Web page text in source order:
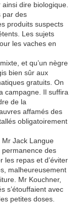
dire biologique.
par des
produits suspects
Les sujets
les vaches en
et qu’un nègre
bien sûr aux
gratuits. On
campagne. Il suffira
de la
affamés des
obligatoirement
Mr Jack Langue
permanence des
les repas et d’éviter
malheureusement
Mr Kouchner,
s’étouffaient avec
petites doses.